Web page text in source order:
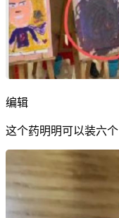
编辑
这个药明明可以装六